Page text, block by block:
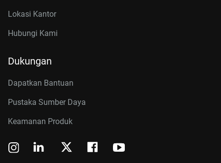
Lokasi Kantor
Hubungi Kami
Dukungan
Dapatkan Bantuan
Pustaka Sumber Daya
Keamanan Produk